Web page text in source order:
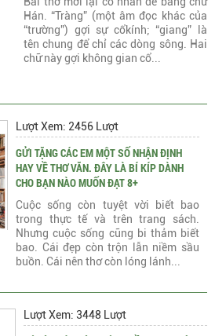
Hán. “Tràng” (một âm đọc khác của
“trường”) gợi sự cổkính; “giang” là
tên chung để chỉ các dòng sông. Hai
chữ này gợi không gian cổ...
Lượt Xem: 2456 Lượt
GỬI TẶNG CÁC EM MỘT SỐ NHẬN ĐỊNH
HAY VỀ THƠ VĂN. ĐÂY LÀ BÍ KÍP DÀNH
CHO BẠN NÀO MUỐN ĐẠT 8+
Cuộc sống còn tuyệt vời biết bao
trong thực tế và trên trang sách.
Nhưng cuộc sống cũng bi thảm biết
bao. Cái đẹp còn trộn lẫn niềm sầu
buồn. Cái nên thơ còn lóng lánh...
Lượt Xem: 3448 Lượt